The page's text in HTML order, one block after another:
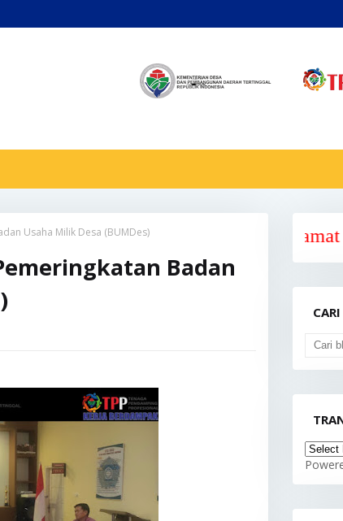
Usaha Milik Desa (BUMDes)
Badan
Selamat Datang